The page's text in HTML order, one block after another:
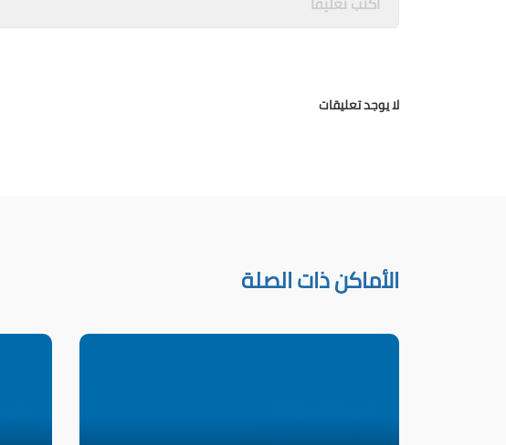
لا يوجد تعليقات
الأماكن ذات الصلة